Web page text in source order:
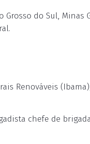
Grosso do Sul, Minas
Renováveis
chefe de